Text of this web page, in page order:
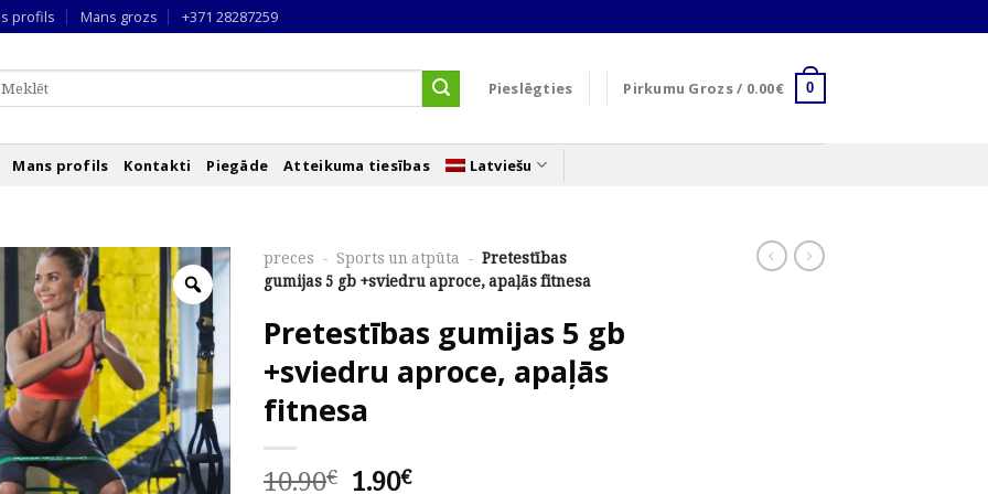
profils Mans grozs +371 28287259
Pieslēgties Pirkumu Grozs / 0.00€ 0
Mans profils Kontakti Piegāde Atteikuma tiesības Latviešu
preces - Sports un atpūta - Pretestības
gumijas 5 gb +sviedru aproce, apaļās fitnesa
Pretestības gumijas 5 gb
+sviedru aproce, apaļās
fitnesa
10.90€ Original
1.90€Current